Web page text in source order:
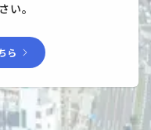
い。
ら chevron_right